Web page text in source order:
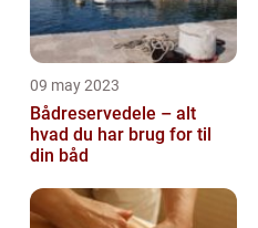
09 may 2023
Bådreservedele – alt
hvad du har brug for til
din båd